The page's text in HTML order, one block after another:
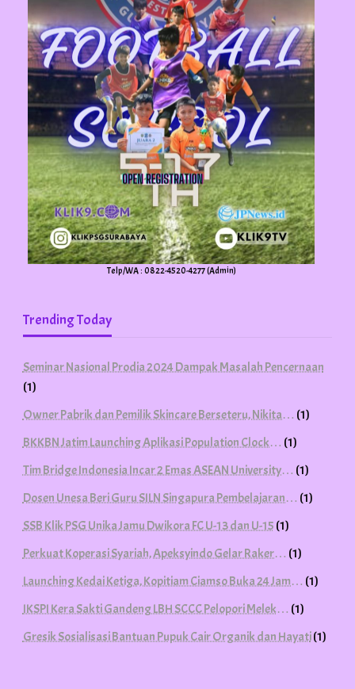
Telp/WA : 0822-4520-4277 (Admin)
Trending Today
Seminar Nasional Prodia 2024 Dampak Masalah Pencernaan
(1)
Owner Pabrik dan Pemilik Skincare Berseteru, Nikita… (1)
BKKBN Jatim Launching Aplikasi Population Clock… (1)
Tim Bridge Indonesia Incar 2 Emas ASEAN University… (1)
Dosen Unesa Beri Guru SILN Singapura Pembelajaran… (1)
SSB Klik PSG Unika Jamu Dwikora FC U-13 dan U-15 (1)
Perkuat Koperasi Syariah, Apeksyindo Gelar Raker… (1)
Launching Kedai Ketiga, Kopitiam Ciamso Buka 24 Jam… (1)
IKSPI Kera Sakti Gandeng LBH SCCC Pelopori Melek… (1)
Gresik Sosialisasi Bantuan Pupuk Cair Organik dan Hayati(1)